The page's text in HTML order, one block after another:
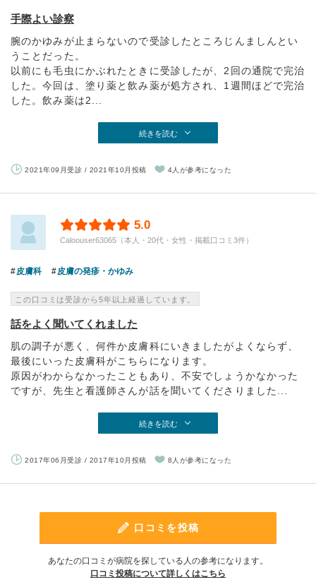
手際よい診察
腕のかゆみが止まらないので受診したところじんましんとい
うことだった。
以前にも毛虫にかぶれたときに受診したが、2回の通院で完治
した。今回は、塗り薬と飲み薬が処方され、1週間ほどで完治
した。飲み薬は2...
続きを読む
2021年09月受診 / 2021年10月投稿 4人が参考になった
5.0
Caloouser63065（本人・20代・女性・掲載口コミ3件）
皮膚科 皮膚の発疹・かゆみ
この口コミは受診から5年以上経過しています。
話をよく聞いてくれました
肌の調子が悪く、何件か皮膚科にいきましたがよくならず、
最後にいった皮膚科がこちらになります。
原因がわからなかったこともあり、不安でしょうかなかった
ですが、先生と看護師さんが話を聞いてくださりました...
続きを読む
2017年06月受診 / 2017年10月投稿 8人が参考になった
口コミを投稿
あなたの口コミが病院を探している人の参考になります。
口コミ投稿について詳しくはこちら